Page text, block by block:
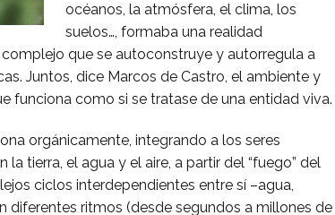
océanos, la atmósfera, el clima, los
suelos…, formaba una realidad
que se autoconstruye y autorregula a
Juntos, dice Marcos de Castro, el ambiente y
funciona como si se tratase de una entidad viva.
orgánicamente, integrando a los seres
tierra, el agua y el aire, a partir del “fuego” del
ciclos interdependientes entre sí –agua,
diferentes ritmos (desde segundos a millones de